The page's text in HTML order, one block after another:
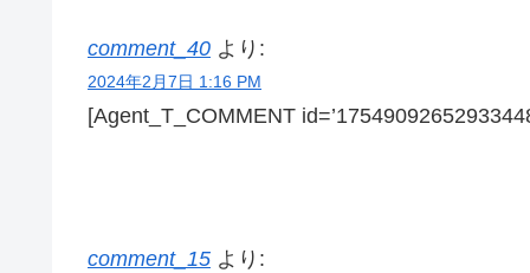
comment_40 より:
2024年2月7日 1:16 PM
[Agent_T_COMMENT
comment_15 より: